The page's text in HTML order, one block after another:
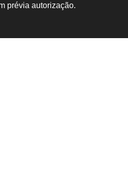
prévia autorização.